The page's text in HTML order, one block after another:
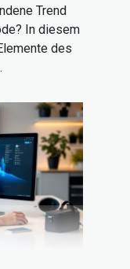
Trend
In diesem
des